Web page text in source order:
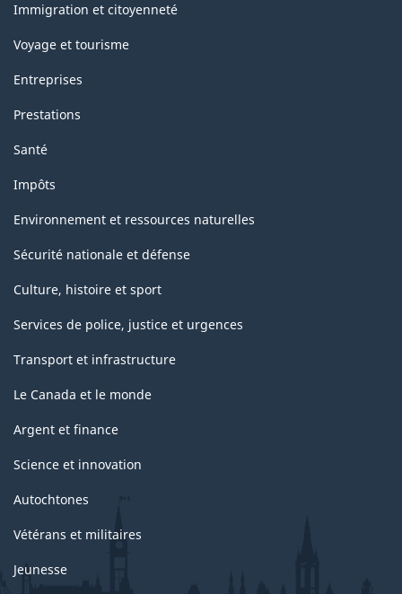
sujets
Immigration et citoyenneté
Voyage et tourisme
Entreprises
Prestations
Santé
Impôts
Environnement et ressources naturelles
Sécurité nationale et défense
Culture, histoire et sport
Services de police, justice et urgences
Transport et infrastructure
Le Canada et le monde
Argent et finance
Science et innovation
Autochtones
Vétérans et militaires
Jeunesse